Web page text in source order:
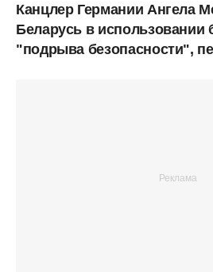
Канцлер Германии Ангела
Беларусь в использовании
"подрыва безопасности",